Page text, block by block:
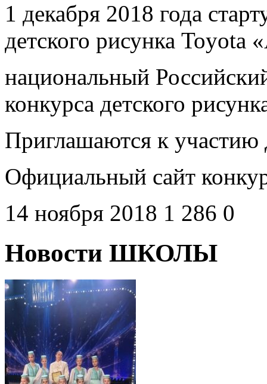
1 декабря 2018 года
детского рисунка Toyota
национальный
конкурса детского
Приглашаются к участию
Официальный сайт
14 ноября 2018 1 286 0
Новости ШКОЛЫ